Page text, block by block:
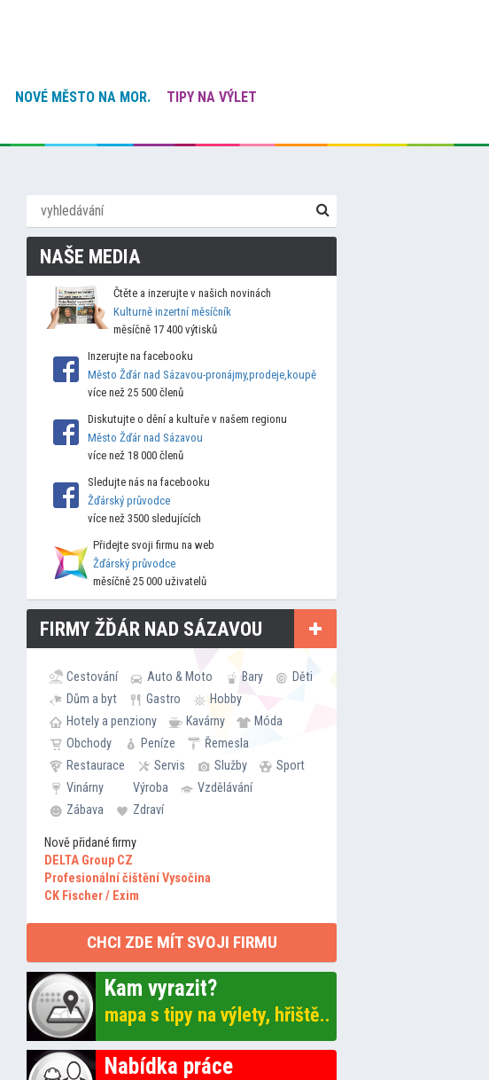
NOVÉ MĚSTO NA MOR.
TIPY NA VÝLET
NAŠE MEDIA
Čtěte a inzerujte v našich novinách
Kulturně inzertní měsíčník
měsíčně 17 400 výtisků
Inzerujte na facebooku
Město Žďár nad Sázavou-pronájmy,prodeje,koupě
více než 25 500 členů
Diskutujte o dění a kultuře v našem regionu
Město Žďár nad Sázavou
více než 18 000 členů
Sledujte nás na facebooku
Žďárský průvodce
více než 3500 sledujících
Přidejte svoji firmu na web
Žďárský průvodce
měsíčně 25 000 uživatelů
FIRMY ŽĎÁR NAD SÁZAVOU
Cestování Auto & Moto Bary
Děti
Dům a byt
Gastro
Hobby
Hotely a penziony
Kavárny
Móda
Obchody
Peníze
Řemesla
Restaurace
Servis Služby
Sport
Vinárny
Výroba
Vzdělávání
Zábava
Zdraví
Nově přidané firmy
DELTA Group CZ
Profesionální čištění Vysočina
CK Fischer / Exim
CHCI ZDE MÍT SVOJI FIRMU
Kam vyrazit?
mapa s tipy na výlety, hřiště..
Nabídka práce